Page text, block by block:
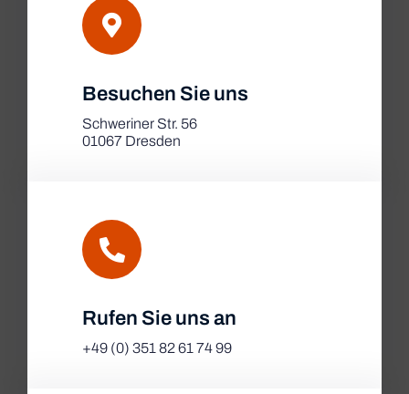
|Map tiles byCARTO, underCC BY 3.0
OpenStreetMap, under ODbL.
Besuchen Sie uns
Schweriner Str. 56
01067 Dresden
Rufen Sie uns an
+49 (0) 351 82 61 74 99